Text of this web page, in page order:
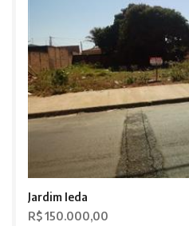
Jardim Ieda
R$ 150.000,00